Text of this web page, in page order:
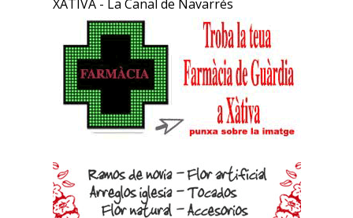
XÀTIVA - La Canal de Navarrés